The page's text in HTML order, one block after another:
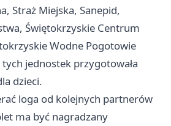
Straż Miejska, Sanepid,
Świętokrzyskie Centrum
Wodne Pogotowie
jednostek przygotowała
dzieci.
loga od kolejnych partnerów
ma być nagradzany